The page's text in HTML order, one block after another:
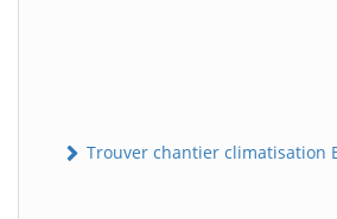
Trouver chantier climatisation